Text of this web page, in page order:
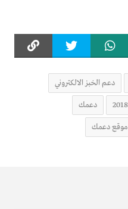
دعم الخبز الالكتروني
دعمك
موقع دعمك